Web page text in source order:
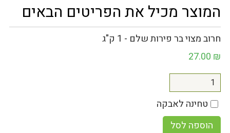
המוצר מכיל את הפריטים הבאים
חרוב מצוי בר פירות שלם - 1 ק"ג
27.00 ₪
טחינה לאבקה
הוספה לסל